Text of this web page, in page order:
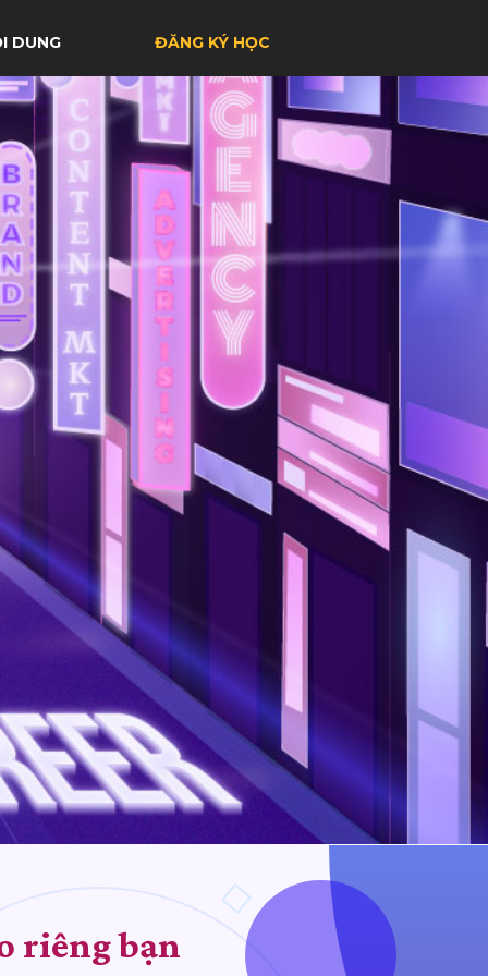
DUNG ĐĂNG KÝ HỌC
riêng bạn